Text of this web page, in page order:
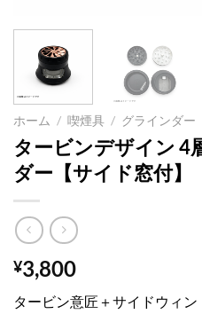
ホーム / 喫煙具 / グラインダー
タービンデザイン 4
ダー【サイド窓付】
¥3,800
タービン意匠＋サイドウィ